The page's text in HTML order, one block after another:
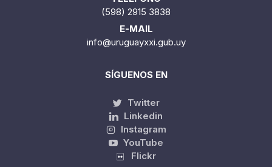
(598) 2915 3838
E-MAIL
info@uruguayxxi.gub.uy
SÍGUENOS EN
Twitter
Linkedin
Instagram
YouTube
Flickr